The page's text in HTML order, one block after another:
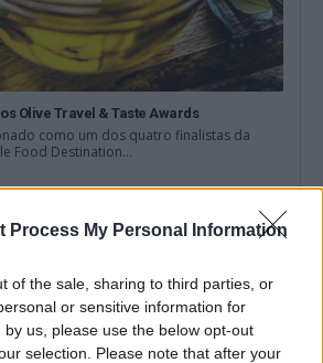
Process My Personal Information
of the sale, sharing to third parties, or
or sensitive information for
us, please use the below opt-out
selection. Please note that after your
Olive Travel & Taste Awards
como um dos quatro finalistas da
Food Destination...